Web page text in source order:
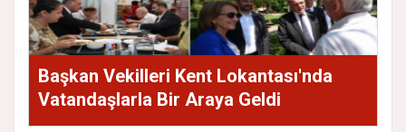
Başkan Vekilleri Kent Lokantası'nda
Vatandaşlarla Bir Araya Geldi